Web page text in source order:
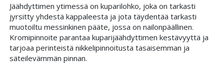
Jäähdyttimen ytimessä on kuparilohko, joka on tarkasti
jyrsitty yhdestä kappaleesta ja jota täydentää tarkasti
muotoiltu messinkinen pääte, jossa on nailonpäällinen.
Kromipinnoite parantaa kuparijäähdyttimen kestävyyttä ja
tarjoaa perinteistä nikkelipinnoitusta tasaisemman ja
säteilevämmän pinnan.